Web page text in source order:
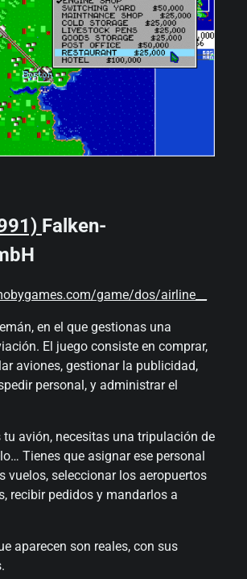
Falken-
game/dos/airline__
en el que gestionas una
El juego consiste en comprar,
aviones, gestionar la publicidad,
personal, y administrar el
tu avión, necesitas una tripulación de
Tienes que asignar ese personal
vuelos, seleccionar los aeropuertos
recibir pedidos y mandarlos a
aparecen son reales, con sus